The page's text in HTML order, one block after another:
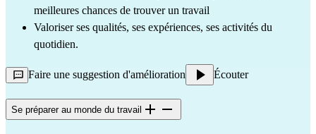
meilleures chances de trouver un travail
Valoriser ses qualités, ses expériences, ses activités du
quotidien.
Faire une suggestion d'amélioration Écouter
Se préparer au monde du travail